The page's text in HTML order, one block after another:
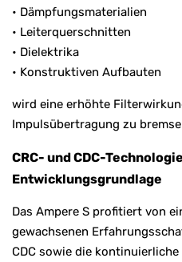
• Dämpfungsmaterialien
• Leiterquerschnitten
• Dielektrika
• Konstruktiven Aufbauten
wird eine erhöhte
Impulsübertragung zu
CRC- und CDC-
Entwicklungsgrundlage
Das Ampere S profitiert von
gewachsenen
CDC sowie die